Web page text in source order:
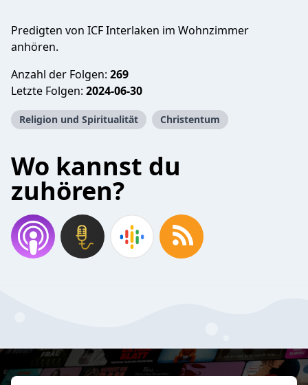
Predigten von ICF Interlaken im Wohnzimmer
anhören.
Anzahl der Folgen: 269
Letzte Folgen: 2024-06-30
Religion und Spiritualität Christentum
Wo kannst du
zuhören?